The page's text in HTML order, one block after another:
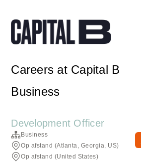
Careers at Capital B
Business
Development Officer
Business
Op afstand (Atlanta, Georgia, US)
Op afstand (United States)